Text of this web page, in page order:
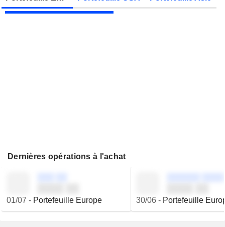
JBS N.V. Publication des résultats - Q2 2026
Dernières opérations à l'achat
01/07 - Portefeuille Europe 30/06- Portefeuille